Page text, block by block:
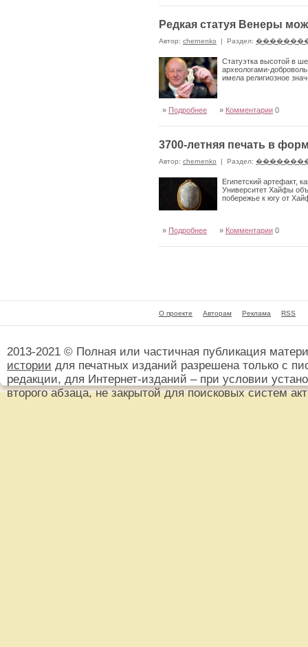
Редкая статуя Венеры
Автор: chernenko | Раздел:
Статуэтка высотой в
археологами-
имела религиозное
» Подробнее » Комментарии 0
3700-летняя печать в
Автор: chernenko | Раздел:
Египетский артефакт,
Университет Хайфы
побережье к югу от
» Подробнее » Комментарии 0
О проекте Авторам Реклама RSS
2013-2021 © Полная или частичная публикация
истории для печатных изданий разрешена только с
редакции, для Интернет-изданий – при условии
второго абзаца, не закрытой для поисковых систем